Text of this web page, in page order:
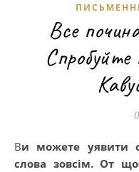
Все
Ви можете уявити своє життя без текстів? Від
слова зовсім. От